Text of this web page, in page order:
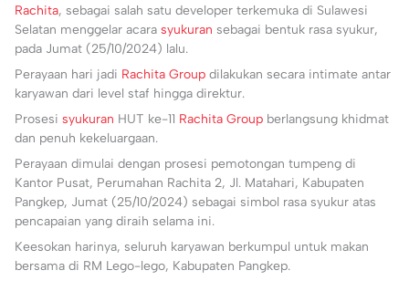
Rachita, sebagai salah satu developer terkemuka di Sulawesi
Selatan menggelar acara syukuran sebagai bentuk rasa syukur,
pada Jumat (25/10/2024) lalu.
Perayaan hari jadi Rachita Group dilakukan secara intimate antar
karyawan dari level staf hingga direktur.
Prosesi syukuran HUT ke-11 Rachita Group berlangsung khidmat
dan penuh kekeluargaan.
Perayaan dimulai dengan prosesi pemotongan tumpeng di
Kantor Pusat, Perumahan Rachita 2, Jl. Matahari, Kabupaten
Pangkep, Jumat (25/10/2024) sebagai simbol rasa syukur atas
pencapaian yang diraih selama ini.
Keesokan harinya, seluruh karyawan berkumpul untuk makan
bersama di RM Lego-lego, Kabupaten Pangkep.